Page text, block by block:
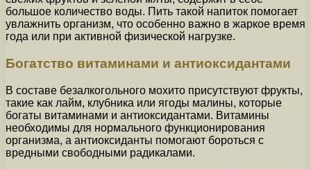
большое количество воды. Пить такой напиток помогает
увлажнить организм, что особенно важно в жаркое время
года или при активной физической нагрузке.
Богатство витаминами и антиоксидантами
В составе безалкогольного мохито присутствуют фрукты,
такие как лайм, клубника или ягоды малины, которые
богаты витаминами и антиоксидантами. Витамины
необходимы для нормального функционирования
организма, а антиоксиданты помогают бороться с
вредными свободными радикалами.